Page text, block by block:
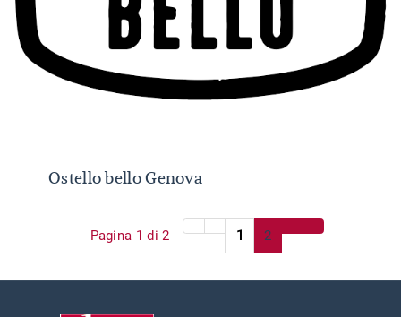
Ostello bello Genova
Pagina 1 di 2 1 2